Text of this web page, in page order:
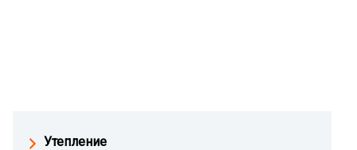
Утепление